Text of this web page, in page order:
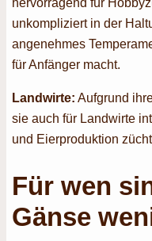
unkompliziert in der
angenehmes
für Anfänger macht.
Landwirte: Aufgrund
sie auch für Landwirte
und Eierproduktion
Für wen
Gänse